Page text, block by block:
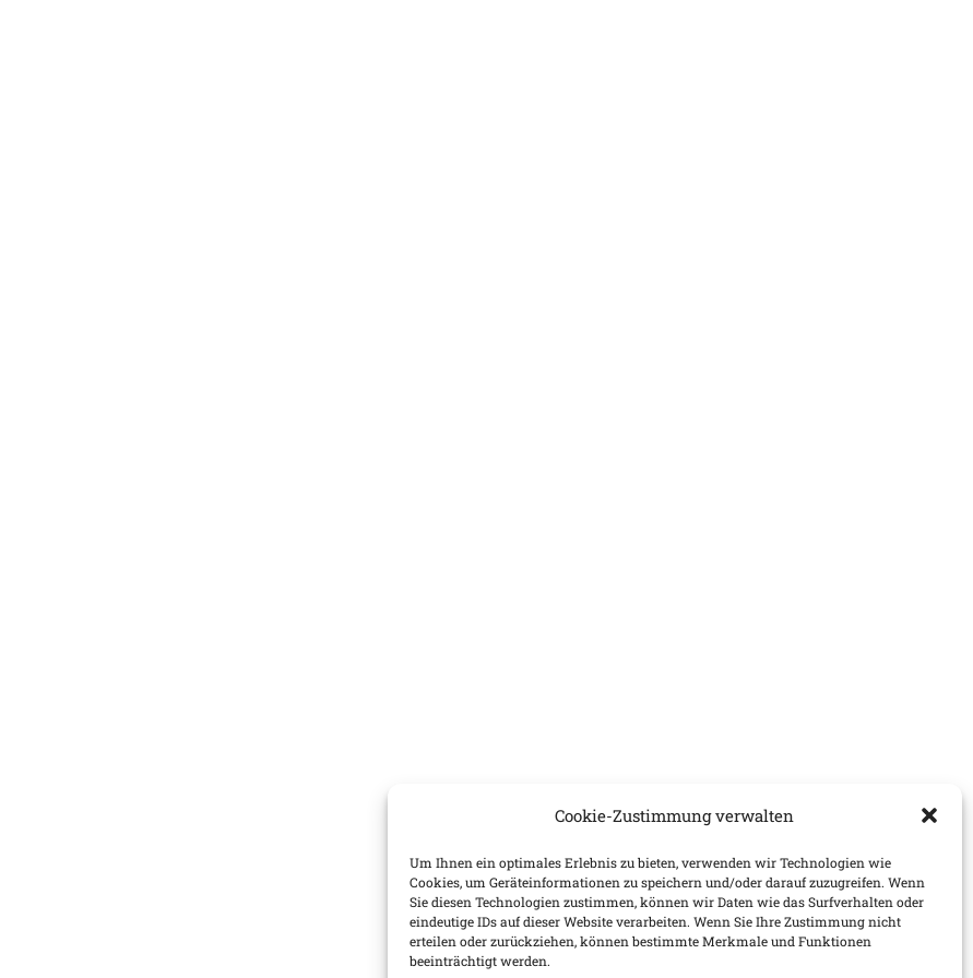
Cookie-Zustimmung verwalten
Um Ihnen ein optimales Erlebnis zu bieten, verwenden wir Technologien wie
Cookies, um Geräteinformationen zu speichern und/oder darauf zuzugreifen. Wenn
Sie diesen Technologien zustimmen, können wir Daten wie das Surfverhalten oder
eindeutige IDs auf dieser Website verarbeiten. Wenn Sie Ihre Zustimmung nicht
erteilen oder zurückziehen, können bestimmte Merkmale und Funktionen
beeinträchtigt werden.